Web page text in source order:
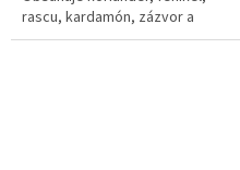
rascu, kardamón, zázvor a
kurkumu.